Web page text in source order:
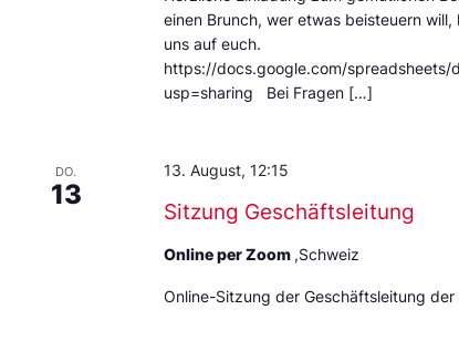
einen Brunch, wer etwas beisteuern
uns auf euch.
https://docs.google.com/spreadsheets/
usp=sharing Bei Fragen […]
DO.
13
Sitzung Geschäftsleitung
13. August, 12:15
Online per Zoom ,Schweiz
Online-Sitzung der Geschäftsleitung der